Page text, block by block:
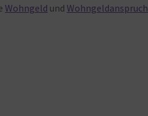
Wohngeld undWohngeldanspruch